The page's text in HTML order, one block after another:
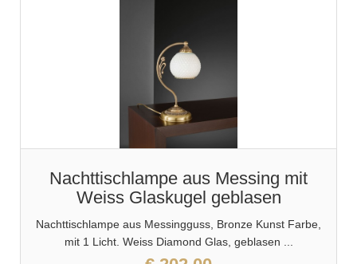
Nachttischlampe aus Messing mit
Weiss Glaskugel geblasen
Nachttischlampe aus Messingguss, Bronze Kunst Farbe,
mit 1 Licht. Weiss Diamond Glas, geblasen ...